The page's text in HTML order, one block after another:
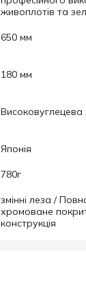
живоплотів та
650 мм
180 мм
Японія
780г
змінні леза /
хромоване
конструкція